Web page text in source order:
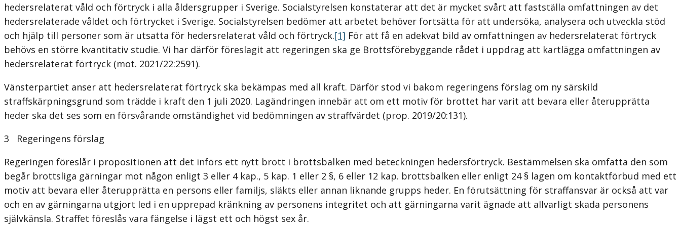
hedersrelaterat våld och förtryck i alla åldersgrupper i Sverige. Socialstyrelsen konstaterar att det är mycket svårt att fastställa omfattningen av det
hedersrelaterade våldet och förtrycket i Sverige. Social­styrelsen bedömer att arbetet behöver fortsätta för att undersöka, analysera och utveckla stöd
och hjälp till personer som är utsatta för hedersrelaterat våld och förtryck.[1] För att få en adekvat bild av omfattningen av hedersrelaterat förtryck
behövs en större kvantita­tiv studie. Vi har därför föreslagit att regeringen ska ge Brottsförebyggande rådet i upp­drag att kartlägga omfattningen av
hedersrelaterat förtryck (mot. 2021/22:2591).
Vänsterpartiet anser att hedersrelaterat förtryck ska bekämpas med all kraft. Därför stod vi bakom regeringens förslag om ny särskild
straffskärpningsgrund som trädde i kraft den 1 juli 2020. Lagändringen innebär att om ett motiv för brottet har varit att bevara eller återupprätta
heder ska det ses som en försvårande omständighet vid bedöm­ningen av straffvärdet (prop. 2019/20:131).
3 Regeringens förslag
Regeringen föreslår i propositionen att det införs ett nytt brott i brottsbalken med beteck­ningen hedersförtryck. Bestämmelsen ska omfatta den som
begår brottsliga gärningar mot någon enligt 3 eller 4 kap., 5 kap. 1 eller 2 §, 6 eller 12 kap. brottsbalken eller enligt 24 § lagen om kontaktförbud med ett
motiv att bevara eller återupprätta en persons eller familjs, släkts eller annan liknande grupps heder. En förutsättning för straffansvar är också att var
och en av gärningarna utgjort led i en upprepad kränkning av personens integritet och att gärningarna varit ägnade att allvarligt skada personens
självkänsla. Straffet föreslås vara fängelse i lägst ett och högst sex år.